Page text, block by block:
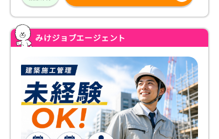
みけジョブエージェント